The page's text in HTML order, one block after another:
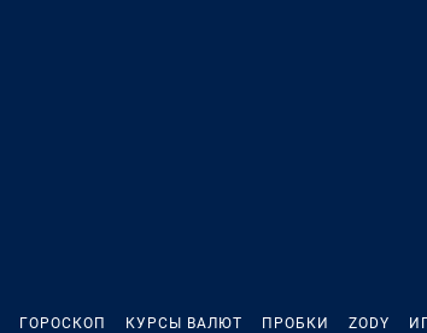
ГОРОСКОП КУРСЫ ВАЛЮТ ПРОБКИ ZODY